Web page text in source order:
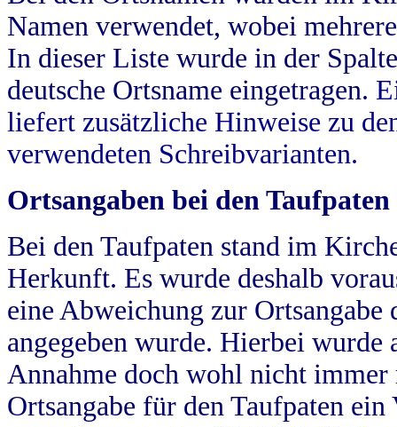
Namen verwendet, wobei
In dieser Liste wurde in der
deutsche Ortsname eingetragen.
liefert zusätzliche Hinweise zu
verwendeten Schreibvarianten.
Ortsangaben bei den Taufpaten
Bei den Taufpaten stand im
Herkunft. Es wurde deshalb
eine Abweichung zur
angegeben wurde. Hierbei wurde
Annahme doch wohl nicht
Ortsangabe für den Taufpaten